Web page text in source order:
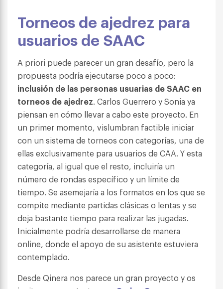
Torneos de ajedrez para
usuarios de SAAC
A priori puede parecer un gran desafío, pero la
propuesta podría ejecutarse poco a poco:
inclusión de las personas usuarias de SAAC en
torneos de ajedrez. Carlos Guerrero y Sonia ya
piensan en cómo llevar a cabo este proyecto. En
un primer momento, vislumbran factible iniciar
con un sistema de torneos con categorías, una de
ellas exclusivamente para usuarios de CAA. Y esta
categoría, al igual que el resto, incluiría un
número de rondas específico y un límite de
tiempo. Se asemejaría a los formatos en los que se
compite mediante partidas clásicas o lentas y se
deja bastante tiempo para realizar las jugadas.
Inicialmente podría desarrollarse de manera
online, donde el apoyo de su asistente estuviera
contemplado.
Desde Qinera nos parece un gran proyecto y os